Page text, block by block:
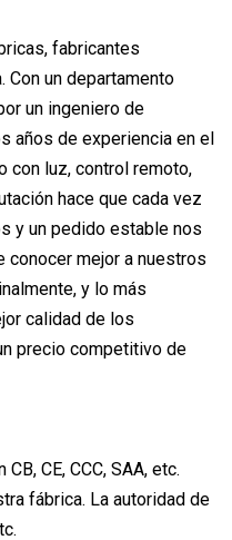
fabricantes
un departamento
un ingeniero de
años de experiencia en el
con luz, control remoto,
hace que cada vez
y un pedido estable nos
mejor a nuestros
y lo más
calidad de los
precio competitivo de
CE, CCC, SAA, etc.
fábrica. La autoridad de